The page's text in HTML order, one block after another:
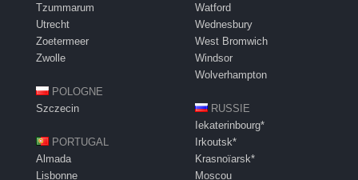
Tzummarum
Utrecht
Zoetermeer
Zwolle
POLOGNE
Szczecin
PORTUGAL
Almada
Lisbonne
Watford
Wednesbury
West Bromwich
Windsor
Wolverhampton
RUSSIE
Iekaterinbourg*
Irkoutsk*
Krasnoïarsk*
Moscou